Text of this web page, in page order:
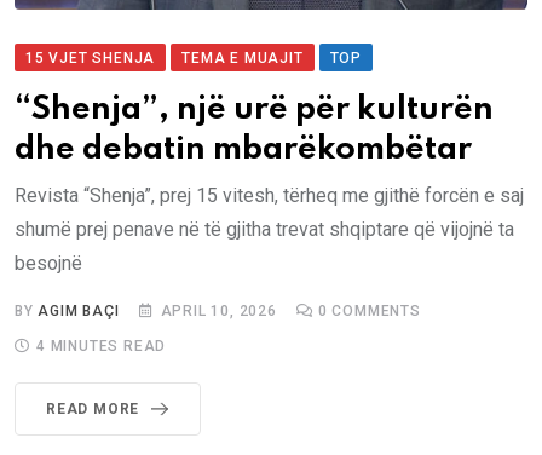
15 VJET SHENJA TEMA E MUAJIT TOP
“Shenja”, një urë për kulturën
dhe debatin mbarëkombëtar
Revista “Shenja”, prej 15 vitesh, tërheq me gjithë forcën e saj
shumë prej penave në të gjitha trevat shqiptare që vijojnë ta
besojnë
BY AGIM BAÇI APRIL 10, 2026 0 COMMENTS
4 MINUTES READ
READ MORE